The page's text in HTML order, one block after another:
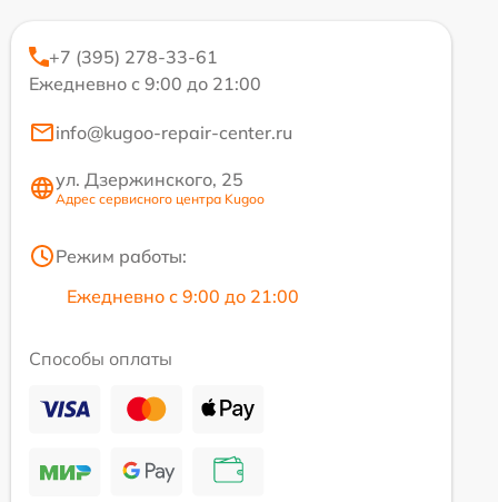
+7 (395) 278-33-61
Ежедневно с 9:00 до 21:00
info@kugoo-repair-center.ru
ул. Дзержинского, 25
Адрес сервисного центра Kugoo
Режим работы:
Ежедневно с 9:00 до 21:00
Способы оплаты